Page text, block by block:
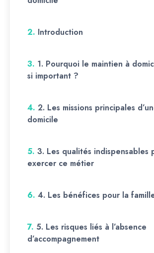
2. Introduction
3. 1. Pourquoi le maintien à
si important ?
4. 2. Les missions principales
domicile
5. 3. Les qualités indispensables
exercer ce métier
6. 4. Les bénéfices pour la
7. 5. Les risques liés à l’absence
d’accompagnement